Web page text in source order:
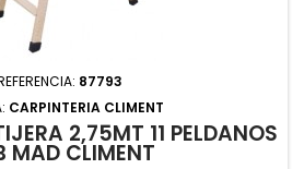
87793
CARPINTERIA CLIMENT
2,75MT 11 PELDAÑOS
MAD CLIMENT